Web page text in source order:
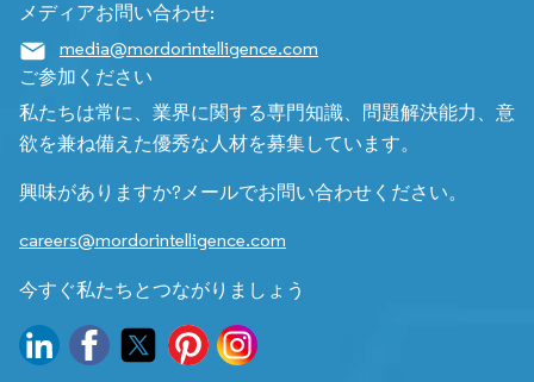
メディアお問い合わせ:
media@mordorintelligence.com
ご参加ください
私たちは常に、業界に関する専門知識、問題解決能力、意
欲を兼ね備えた優秀な人材を募集しています。
興味がありますか?メールでお問い合わせください。
careers@mordorintelligence.com
今すぐ私たちとつながりましょう